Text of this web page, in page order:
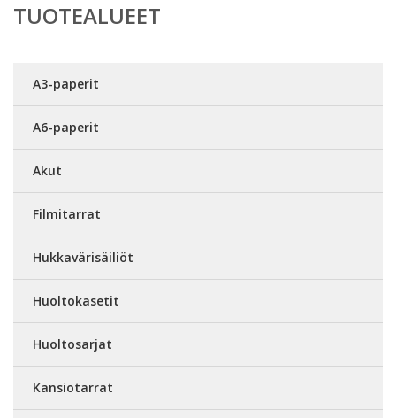
TUOTEALUEET
A3-paperit
A6-paperit
Akut
Filmitarrat
Hukkavärisäiliöt
Huoltokasetit
Huoltosarjat
Kansiotarrat